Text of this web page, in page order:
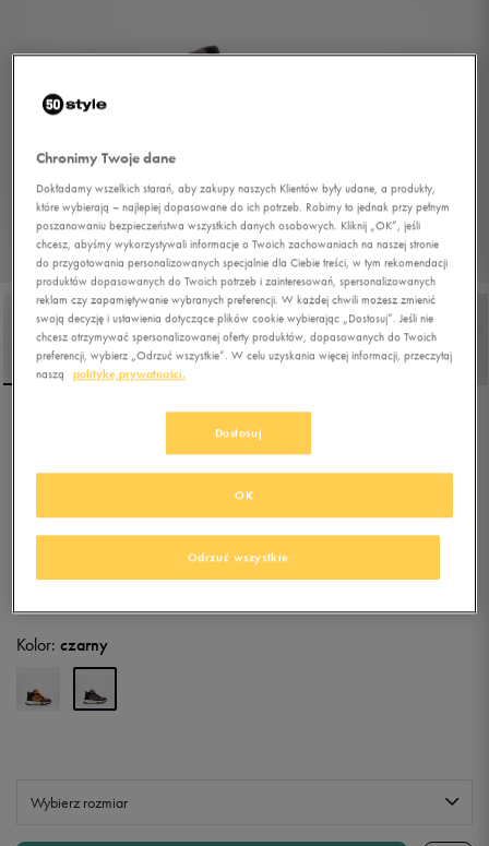
1/9
69,99złz Vat
+ 350 PKT WKLUBIE 50 STYLE
Kolor: czarny
Wybierz rozmiar
Chronimy Twoje dane
Dokładamy wszelkich starań, aby zakupy naszych Klientów były udane, a produkty,
które wybierają – najlepiej dopasowane do ich potrzeb. Robimy to jednak przy pełnym
poszanowaniu bezpieczeństwa wszystkich danych osobowych. Kliknij „OK”, jeśli
chcesz, abyśmy wykorzystywali informacje o Twoich zachowaniach na naszej stronie
do przygotowania personalizowanych specjalnie dla Ciebie treści, w tym rekomendacji
produktów dopasowanych do Twoich potrzeb i zainteresowań, spersonalizowanych
reklam czy zapamiętywanie wybranych preferencji. W każdej chwili możesz zmienić
swoją decyzję i ustawienia dotyczące plików cookie wybierając „Dostosuj”. Jeśli nie
chcesz otrzymywać spersonalizowanej oferty produktów, dopasowanych do Twoich
preferencji, wybierz „Odrzuć wszystkie”. W celu uzyskania więcej informacji, przeczytaj
naszą
politykę prywatności.
Dostosuj
Odrzuć wszystkie
OK